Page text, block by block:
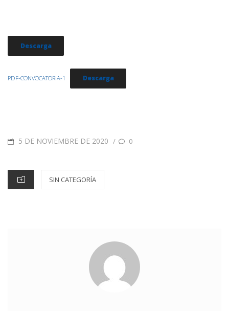
Descarga
PDF-CONVOCATORIA-1 Descarga
5 DE NOVIEMBRE DE 2020 / 0
SIN CATEGORÍA